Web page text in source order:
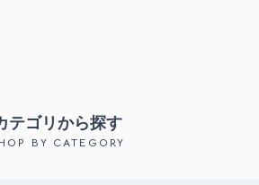
テゴリから探す
BY CATEGORY